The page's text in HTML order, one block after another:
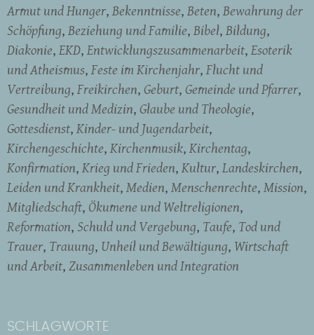
Armut und Hunger Bekenntnisse Beten Bewahrung der
Schöpfung Beziehung und Familie Bibel Bildung
Diakonie EKD Entwicklungszusammenarbeit Esoterik
und Atheismus Feste im Kirchenjahr Flucht und
Vertreibung Freikirchen Geburt Gemeinde und Pfarrer
Gesundheit und Medizin Glaube und Theologie
Gottesdienst Kinder- und Jugendarbeit
Kirchengeschichte Kirchenmusik Kirchentag
Konfirmation Krieg und Frieden Kultur Landeskirchen
Leiden und Krankheit Medien Menschenrechte Mission
Mitgliedschaft Ökumene und Weltreligionen
Reformation Schuld und Vergebung Taufe Tod und
Trauer Trauung Unheil und Bewältigung Wirtschaft
und Arbeit Zusammenleben und Integration
SCHLAGWORTE